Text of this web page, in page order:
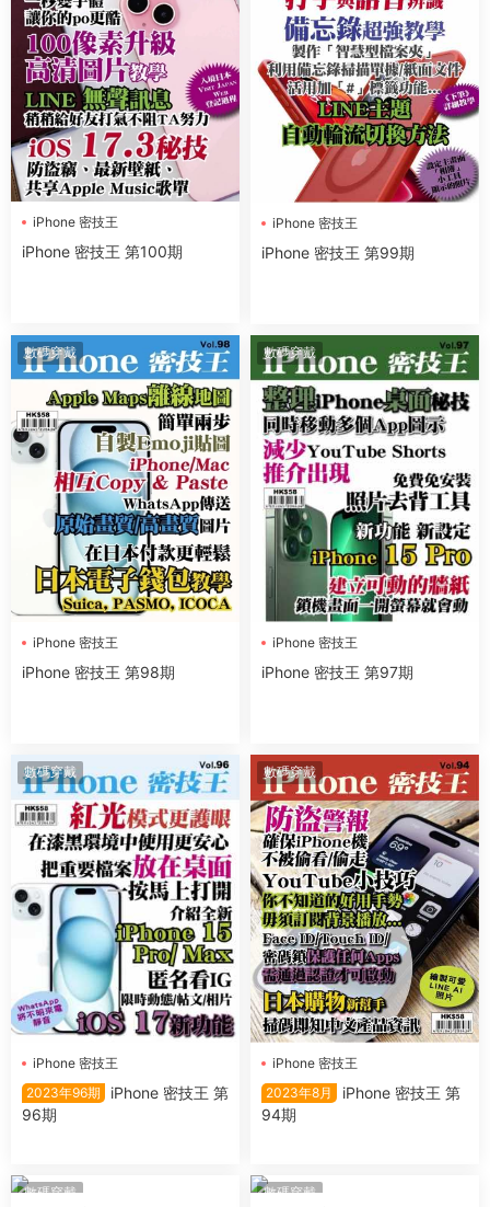
iPhone 密技王
iPhone 密技王 第100期
iPhone 密技王
iPhone 密技王 第99期
數碼穿戴
iPhone 密技王
iPhone 密技王 第98期
數碼穿戴
iPhone 密技王
iPhone 密技王 第97期
數碼穿戴
iPhone 密技王
2023年96期
iPhone 密技王 第
96期
數碼穿戴
iPhone 密技王
2023年8月
iPhone 密技王 第
94期
數碼穿戴
數碼穿戴